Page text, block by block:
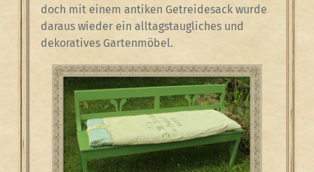
doch mit einem antiken Getreidesack wurde
daraus wieder ein alltagstaugliches und
dekoratives Gartenmöbel.